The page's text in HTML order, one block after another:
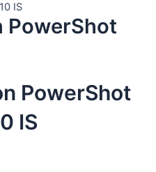
IS
PowerShot
PowerShot
IS